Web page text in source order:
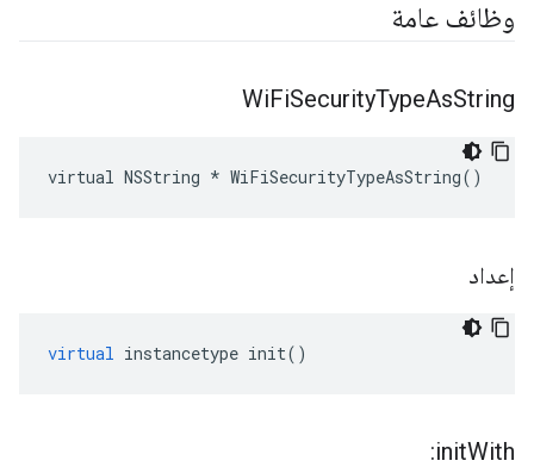
وظائف عامة
WiFiSecurityTypeAsString
virtual NSString * WiFiSecurityTypeAsString()
إعداد
virtual instancetype init()
initWith: